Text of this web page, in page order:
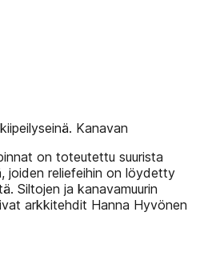
Kanavan
on toteutettu suurista
joiden reliefeihin on löydetty
Siltojen ja kanavamuurin
arkkitehdit Hanna Hyvönen